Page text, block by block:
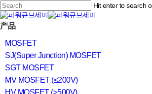
Skip
to
main
content
Hit enter to search
Close
Search
search
Menu
产品
MOSFET
SJ(Super Junction) MOSFET
SGT MOSFET
MV MOSFET (≤200V)
HV MOSFET (≥500V)